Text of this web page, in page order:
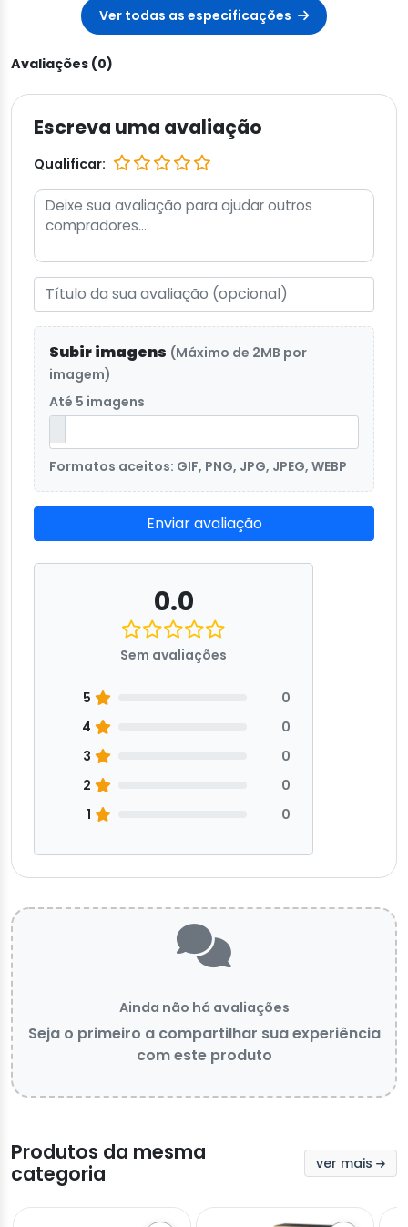
Ver todas as especificações
Avaliações (0)
Escreva uma avaliação
Qualificar:
Subir imagens (Máximo de 2MB por
imagem)
Até 5 imagens
Formatos aceitos: GIF, PNG, JPG, JPEG, WEBP
Enviar avaliação
0.0
Sem avaliações
5
0
4
0
3
0
2
0
1
0
Ainda não há avaliações
Seja o primeiro a compartilhar sua experiência
com este produto
Produtos da mesma
categoria
ver mais